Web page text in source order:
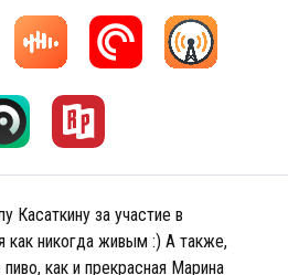
Касаткину за участие в
как никогда живым :) А также,
как и прекрасная Марина